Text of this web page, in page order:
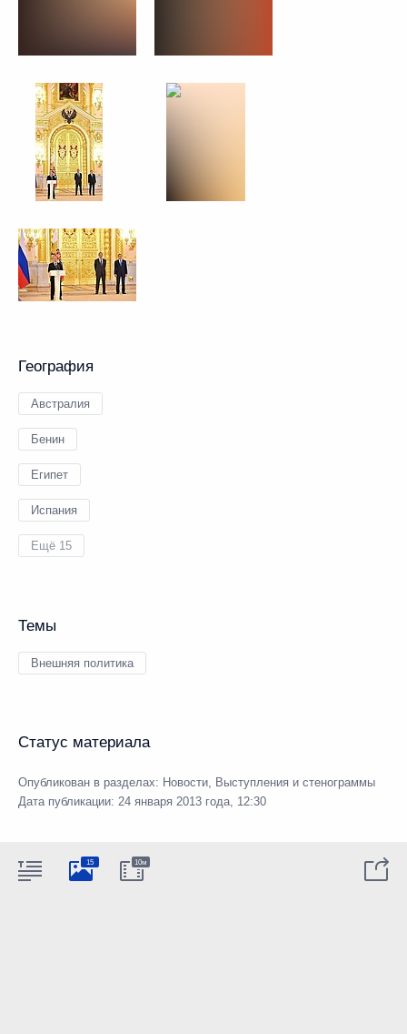
География
Австралия
Бенин
Египет
Испания
Ещё 15
Темы
Внешняя политика
Статус материала
Опубликован в разделах: Новости, Выступления и стенограммы
Дата публикации: 24 января 2013 года, 12:30
15 10м